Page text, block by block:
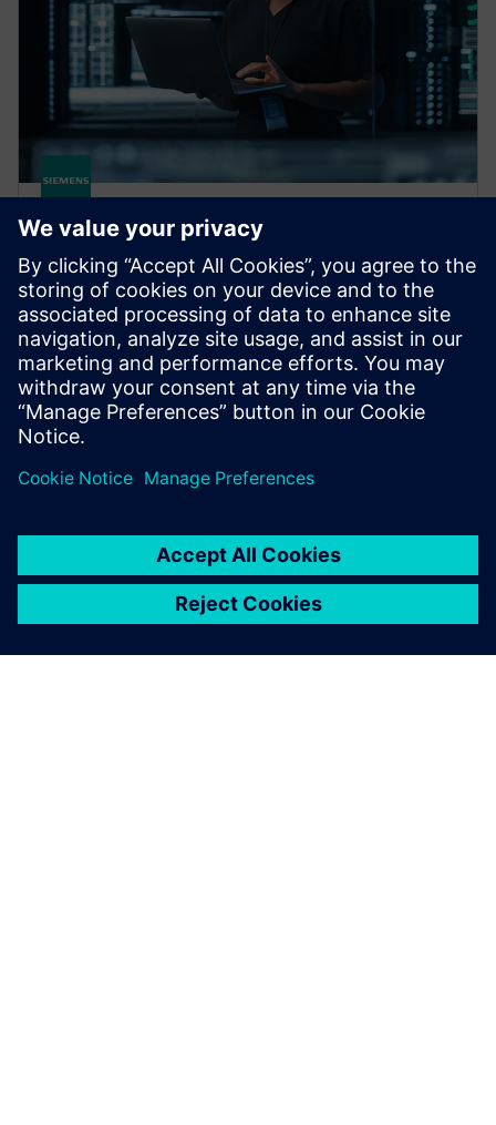
HPCWorks Navops
Kezelje a költségeket és méretezheti a felhőbe az
üzleti hatás maximalizálása érdekében. A kritikus
munkaterhelések rangsorolása és a felhőalapú HPC-k
optimalizálása a felhőszolgáltatók széles körében.